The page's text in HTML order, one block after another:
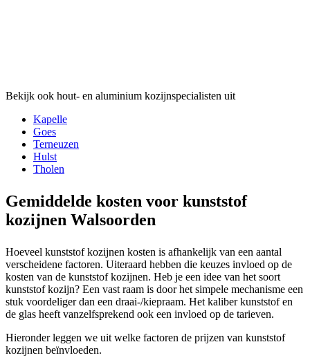
Bekijk ook hout- en aluminium kozijnspecialisten uit
Kapelle
Goes
Terneuzen
Hulst
Tholen
Gemiddelde kosten voor kunststof
kozijnen Walsoorden
Hoeveel kunststof kozijnen kosten is afhankelijk van een aantal
verscheidene factoren. Uiteraard hebben die keuzes invloed op de
kosten van de kunststof kozijnen. Heb je een idee van het soort
kunststof kozijn? Een vast raam is door het simpele mechanisme een
stuk voordeliger dan een draai-/kiepraam. Het kaliber kunststof en
de glas heeft vanzelfsprekend ook een invloed op de tarieven.
Hieronder leggen we uit welke factoren de prijzen van kunststof
kozijnen beïnvloeden.